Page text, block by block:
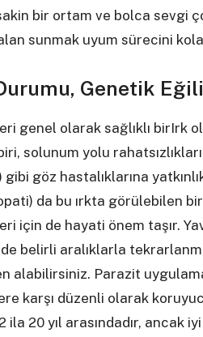
bir ortam ve bolca sevgi
sunmak uyum sürecini
Genetik
genel olarak sağlıklı birIrk
solunum yolu
göz hastalıklarına
da bu ırkta görülebilen
için de hayati önem taşır.
belirli aralıklarla
alabilirsiniz. Parazit
karşı düzenli olarak
ila 20 yıl arasındadır, ancak